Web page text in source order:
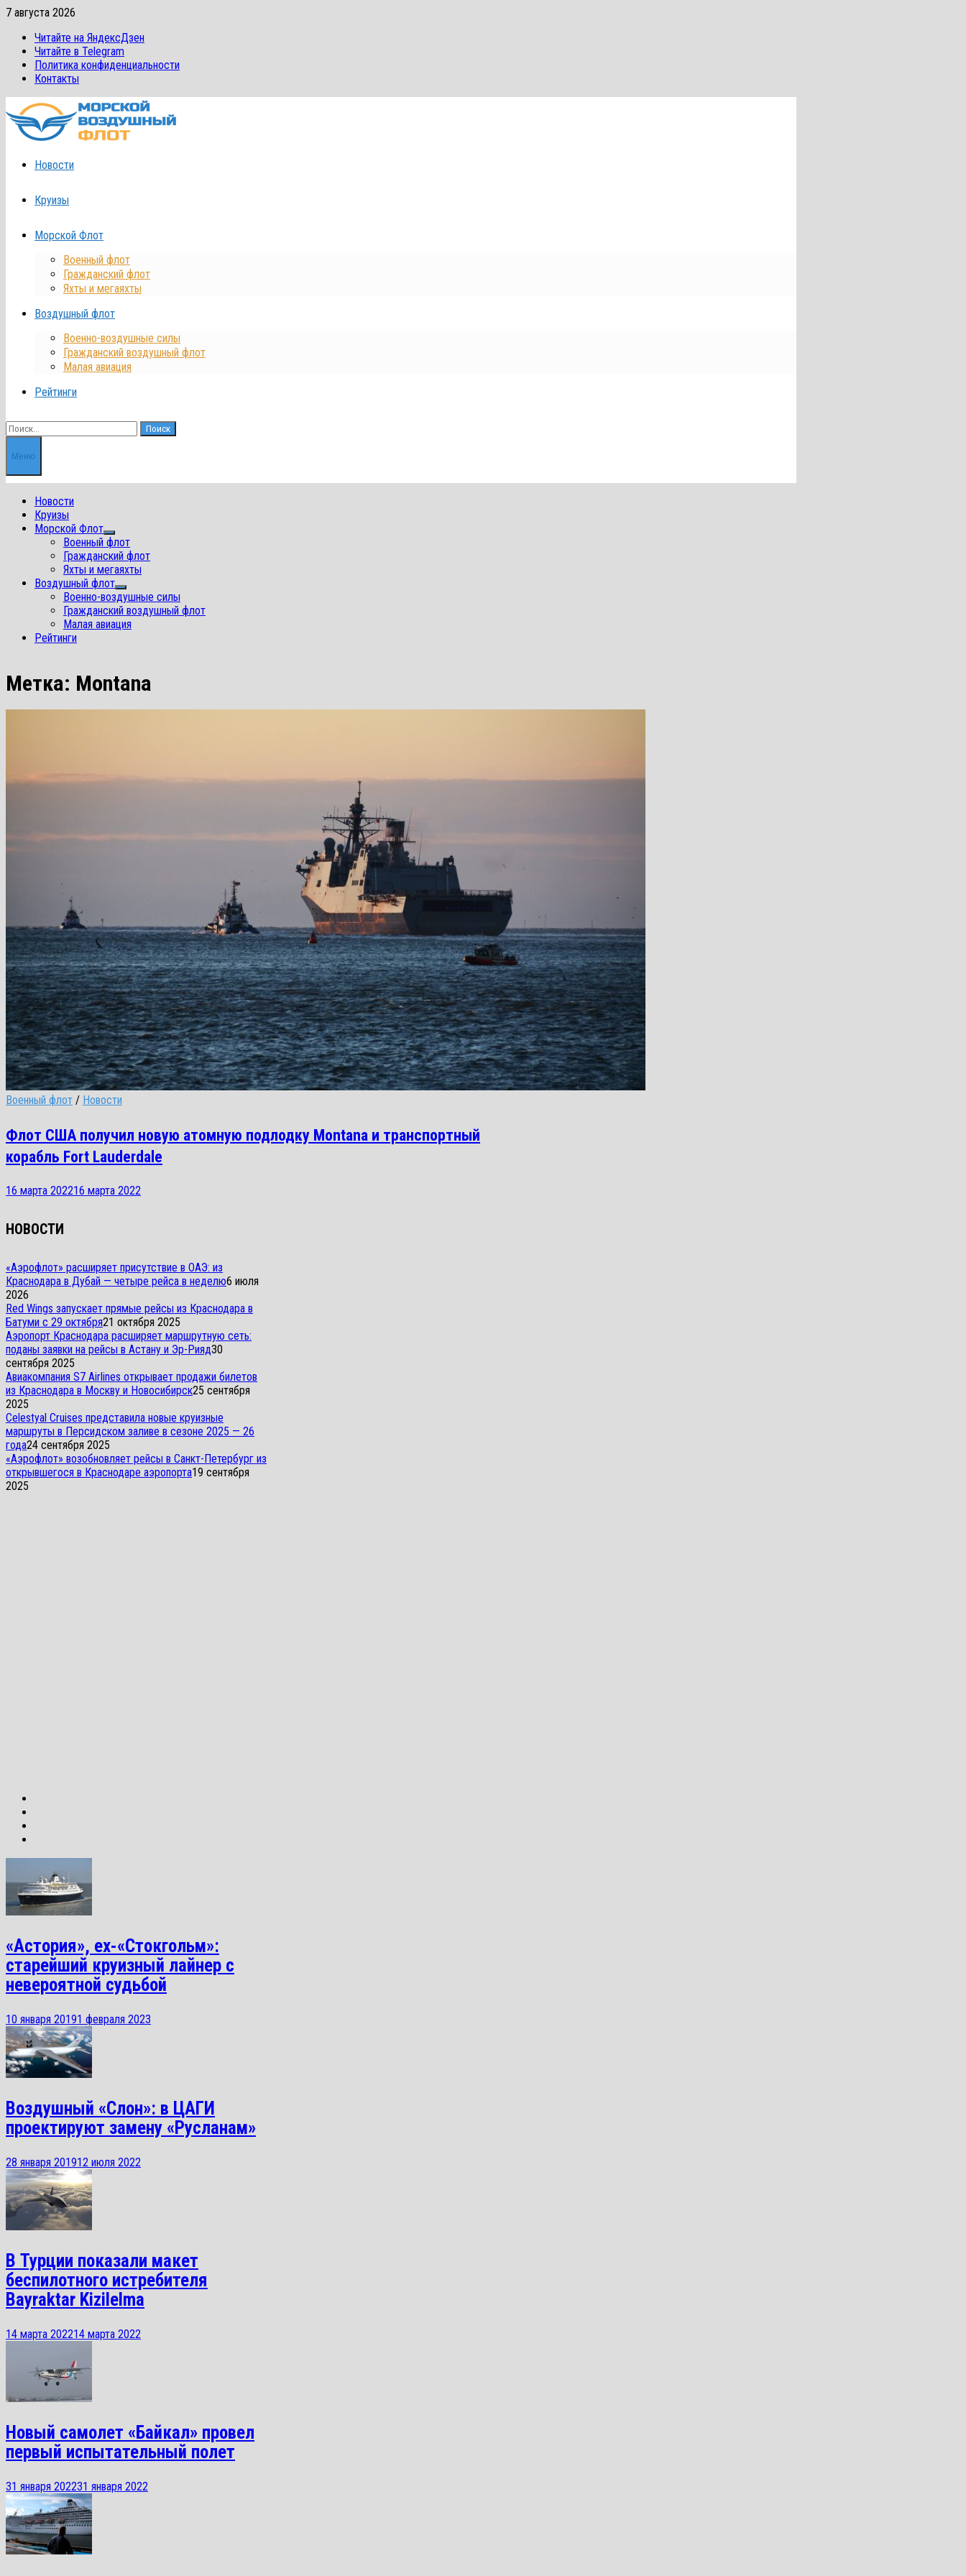
Перейти
содержимому
7 августа 2026
Читайте на ЯндексДзен
Читайте в Telegram
Политика конфиденциальности
Контакты
Новости
Круизы
Морской Флот
Военный флот
Гражданский флот
Яхты и мегаяхты
Воздушный флот
Военно-воздушные силы
Гражданский воздушный флот
Малая авиация
Рейтинги
Найти:
Меню
Новости
Круизы
Морской Флот
Показать
подменю
Военный флот
Гражданский флот
Яхты и мегаяхты
Воздушный флот
Показать
подменю
Военно-воздушные силы
Гражданский воздушный флот
Малая авиация
Рейтинги
Метка: Montana
Военный флот / Новости
Флот США получил новую атомную подлодку Montana и транспортный
корабль Fort Lauderdale
16 марта 202216 марта 2022
НОВОСТИ
«Аэрофлот» расширяет присутствие в ОАЭ: из
Краснодара в Дубай — четыре рейса в неделю6 июля
2026
Red Wings запускает прямые рейсы из Краснодара в
Батуми с 29 октября21 октября 2025
Аэропорт Краснодара расширяет маршрутную сеть:
поданы заявки на рейсы в Астану и Эр-Рияд30
сентября 2025
Авиакомпания S7 Airlines открывает продажи билетов
из Краснодара в Москву и Новосибирск25 сентября
2025
Celestyal Cruises представила новые круизные
маршруты в Персидском заливе в сезоне 2025 — 26
года24 сентября 2025
«Аэрофлот» возобновляет рейсы в Санкт-Петербург из
открывшегося в Краснодаре аэропорта19 сентября
2025
«Астория», ex-«Стокгольм»:
старейший круизный лайнер с
невероятной судьбой
10 января 20191 февраля 2023
Воздушный «Слон»: в ЦАГИ
проектируют замену «Русланам»
28 января 201912 июля 2022
В Турции показали макет
беспилотного истребителя
Bayraktar Kizilelma
14 марта 202214 марта 2022
Новый самолет «Байкал» провел
первый испытательный полет
31 января 202231 января 2022